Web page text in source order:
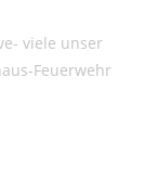
viele unser
Feuerwehr